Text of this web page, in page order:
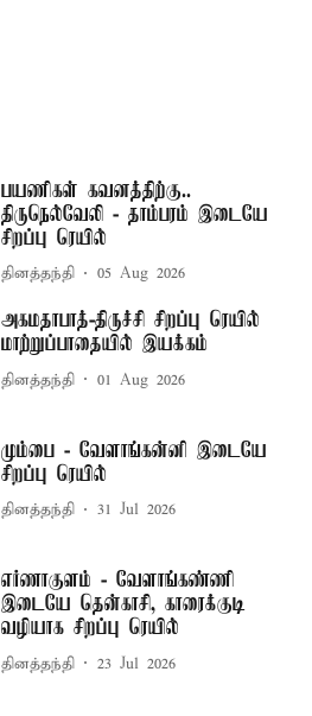
பயணிகள் கவனத்திற்கு..
திருநெல்வேலி - தாம்பரம் இடையே
சிறப்பு ரெயில்
தினத்தந்தி 05 Aug 2026
அகமதாபாத்-திருச்சி சிறப்பு ரெயில்
மாற்றுப்பாதையில் இயக்கம்
தினத்தந்தி 01 Aug 2026
மும்பை - வேளாங்கன்னி இடையே
சிறப்பு ரெயில்
தினத்தந்தி 31 Jul 2026
எர்ணாகுளம் - வேளாங்கண்ணி
இடையே தென்காசி, காரைக்குடி
வழியாக சிறப்பு ரெயில்
தினத்தந்தி 23 Jul 2026